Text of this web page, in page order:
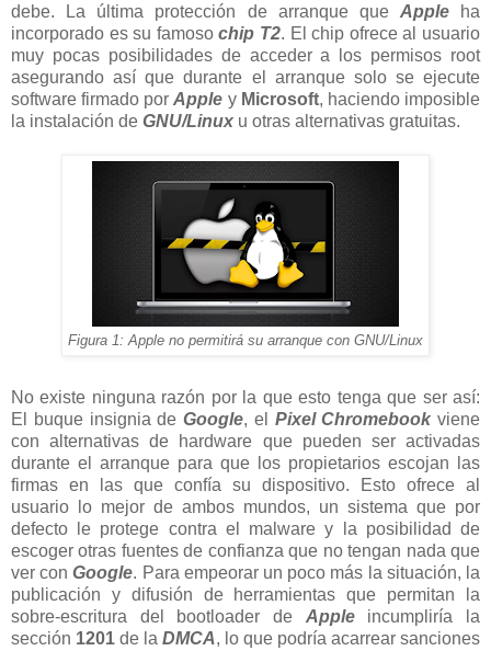
debe. La última protección de arranque que Apple
ha
incorporado es su famosochip T2. El chip ofrece al usuario
muy pocas posibilidades de acceder a los permisos root
asegurando así que durante el arranque solo se ejecute
software firmado porApple y Microsoft, haciendo imposible
la instalación de GNU/Linux u otras alternativas gratuitas.
Figura 1: Apple no permitirá su arranque con GNU/Linux
No existe ninguna razón por la que esto tenga que ser así:
El buque insignia de Google, el Pixel Chromebook viene
con alternativas de hardware que pueden ser activadas
durante el arranque para que los propietarios escojan las
firmas en las que confía su dispositivo. Esto ofrece al
usuario lo mejor de ambos mundos, un sistema que por
defecto le protege contra el malware y la posibilidad de
escoger otras fuentes de confianza que no tengan nada que
ver conGoogle. Para empeorar un poco más la situación, la
publicación y difusión de herramientas que permitan la
sobre-escritura del bootloader de Apple incumpliría la
sección 1201 de la DMCA, lo que podría acarrear sanciones